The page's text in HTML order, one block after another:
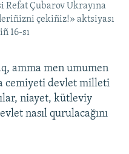
Çubarov Ukrayına
çekiñiz!» aktsiyası
16-sı
amma men umumen
cemiyeti devlet milleti
niayet, kütleviy
nasıl qurulacağını